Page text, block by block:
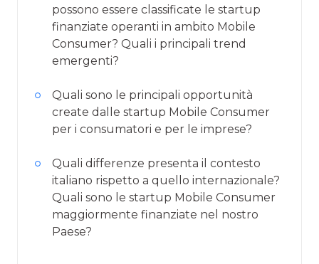
possono essere classificate le startup
finanziate operanti in ambito Mobile
Consumer? Quali i principali trend
emergenti?
Quali sono le principali opportunità
create dalle startup Mobile Consumer
per i consumatori e per le imprese?
Quali differenze presenta il contesto
italiano rispetto a quello internazionale?
Quali sono le startup Mobile Consumer
maggiormente finanziate nel nostro
Paese?